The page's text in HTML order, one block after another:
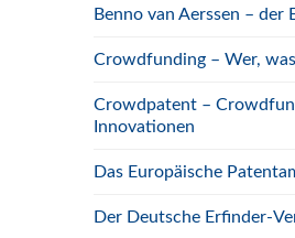
Benno van Aerssen – der
Crowdfunding – Wer,
Crowdpatent –
Innovationen
Das Europäische
Der Deutsche Erfinder-